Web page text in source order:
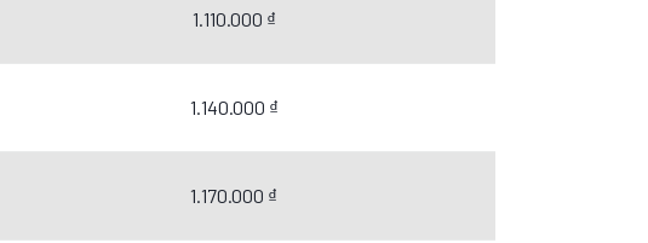
1.110.000 ₫
1.140.000 ₫
1.170.000 ₫